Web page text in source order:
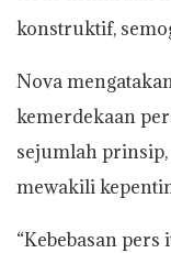
konstruktif,
Nova
kemerdekaan
sejumlah
mewakili
“Kebebasan